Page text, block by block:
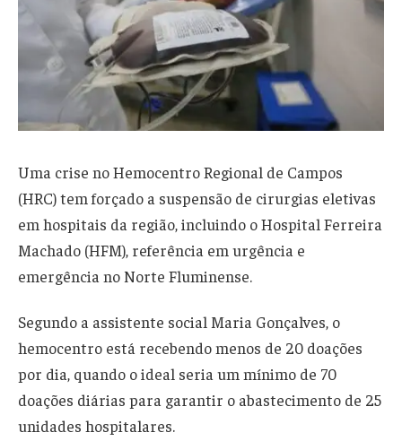
Uma crise no Hemocentro Regional de Campos
(HRC) tem forçado a suspensão de cirurgias eletivas
em hospitais da região, incluindo o Hospital Ferreira
Machado (HFM), referência em urgência e
emergência no Norte Fluminense.
Segundo a assistente social Maria Gonçalves, o
hemocentro está recebendo menos de 20 doações
por dia, quando o ideal seria um mínimo de 70
doações diárias para garantir o abastecimento de 25
unidades hospitalares.